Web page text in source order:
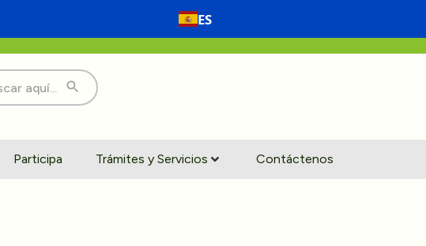
ES
Participa Trámites y Servicios Contáctenos